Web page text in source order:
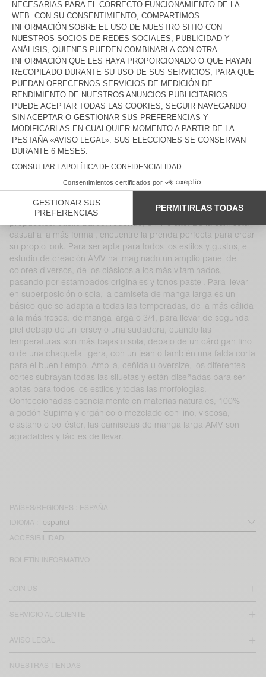
CAMISETA MUJER
MASSACHUSETTS
€ 50
CAMISETA MUJER
MASSACHUSETTS
€ 50
CAMISETA MUJER SONOMA
€ 65
CAMISETA MUJER JACKSONVILLE
€ 50
€ 50
€ 70
De la blusa vaporosa, estampada o lisa, a la mítica camiseta
blanca, las camisetas de manga larga existen en diferentes
materias y formas, y se reinventan temporada tras temporada.
Prendas intemporales e indispensables del armario femenino
colecciones American Vintage, confeccionadas en denim,
algodón o punto. Todos los modelos están diseñados para
poner en valor el escote, gracias a la pluralidad de los cuellos
propuestos: cuello barco, redondo, en V o alto. De la camiseta
casual a la más formal, encuentre la prenda perfecta para crear
su propio look. Para ser apta para todos los estilos y gustos, el
estudio de creación AMV ha imaginado un amplio panel de
colores diversos, de los clásicos a los más vitaminados,
pasando por estampados originales y tonos pastel. Para llevar
en superposición o sola, la camiseta de manga larga es un
básico que se adapta a todas las temporadas, de la más cálida
a la más fresca: de manga larga o 3/4, para llevar de segunda
piel debajo de un jersey o una sudadera, cuando las
temperaturas son más bajas o sola, debajo de un cárdigan fino
o de una chaqueta ligera, con un jean o también una falda corta
para el buen tiempo. Amplia, ceñida u oversize, los diferentes
cortes subrayan todas las siluetas y están diseñadas para ser
aptas para todos los estilos y todas las morfologías.
Confeccionadas esencialmente en materias naturales, 100%
algodón Supima y orgánico o mezclado con lino, viscosa,
elastano o poliéster, las camisetas de manga larga AMV son
agradables y fáciles de llevar.
PAÍSES/REGIONES : ESPAÑA
IDIOMA :
ACCESIBILIDAD
JOIN US
SERVICIO AL CLIENTE
AVISO LEGAL
NUESTRAS TIENDAS
BOLETÍN INFORMATIVO